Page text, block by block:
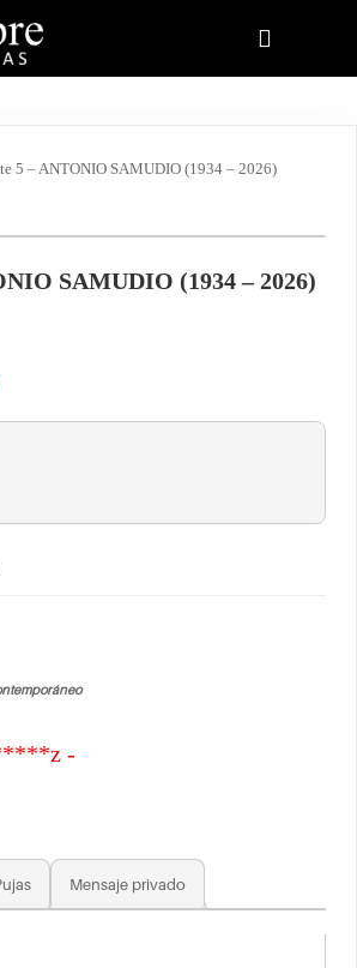
5 – ANTONIO SAMUDIO (1934 – 2026)
SAMUDIO (1934 – 2026)
-
Mensaje privado